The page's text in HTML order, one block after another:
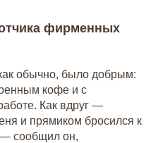
фирменных
обычно, было добрым:
кофе и с
Как вдруг —
и прямиком бросился к
— сообщил он,